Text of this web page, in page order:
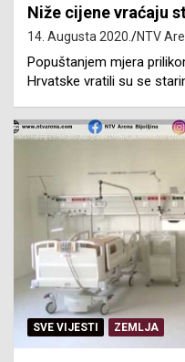
Niže cijene vraćaju
14. Augusta 2020. NTV
Popuštanjem mjera
Hrvatske vratili su se
SVE VIJESTI ZEMLJA